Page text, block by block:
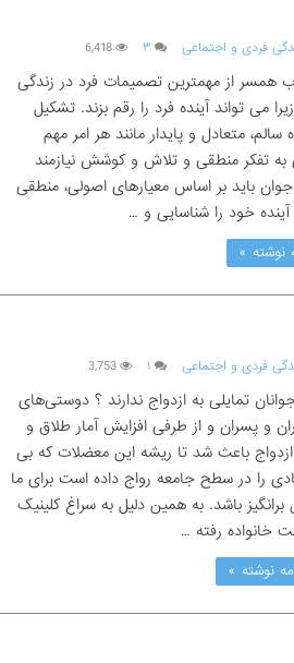
فردی و اجتماعی ۳ 6,418
همسر از مهمترین تصمیمات فرد در زندگی
می تواند آینده فرد را رقم بزند. تشکیل
سالم، متعادل و پایدار مانند هر امر مهم
به تفکر منطقی و تلاش و کوشش نیازمند
باید بر اساس معیارهای اصولی، منطقی
خود را شناسایی و …
نوشته »
فردی و اجتماعی ۱ 3,753
تمایلی به ازدواج ندارند ؟ دوستی‌های
و پسران و از طرفی افزایش آمار طلاق و
باعث شد تا ریشه این معضلات که بی
را در سطح جامعه رواج داده است برای ما
برانگیز باشد. به همین دلیل به سراغ کلینیک
خانواده رفته …
نوشته »